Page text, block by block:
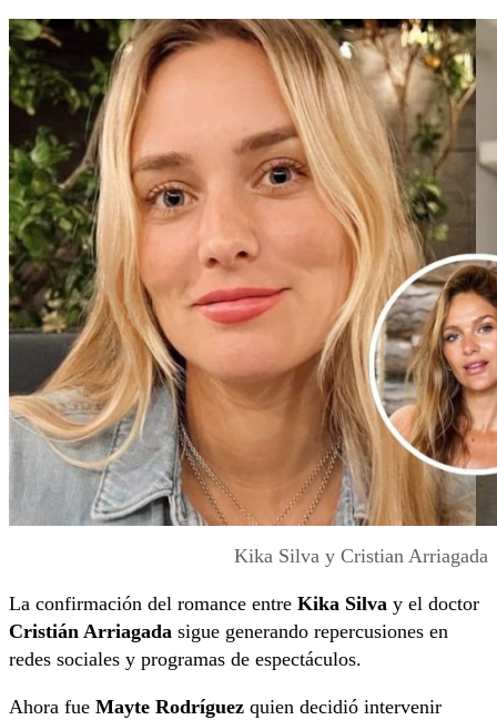
Universidad de Chile
Sustentabilidad
Kika Silva y Cristian Arriagada
La confirmación del romance entre Kika Silva y el doctor
Cristián Arriagada sigue generando repercusiones en
redes sociales y programas de espectáculos.
Ahora fue Mayte Rodríguez quien decidió intervenir